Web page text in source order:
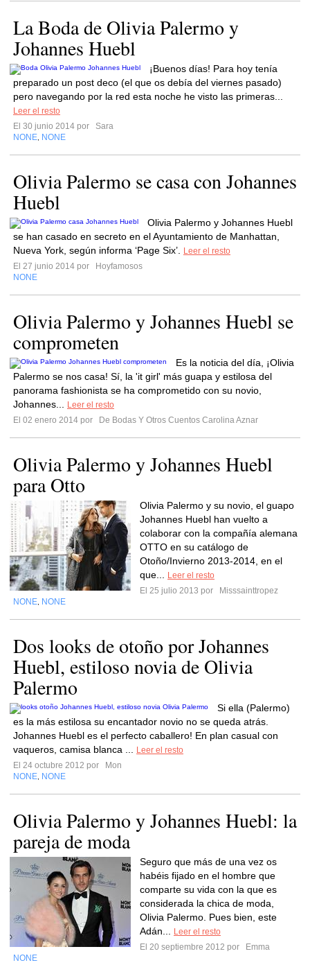
La Boda de Olivia Palermo y
Johannes Huebl
¡Buenos días! Para hoy tenía
preparado un post deco (el que os debía del viernes pasado)
pero navegando por la red esta noche he visto las primeras...
Leer el resto
El 30 junio 2014 por
Sara
NONE NONE
Olivia Palermo se casa con Johannes
Huebl
Olivia Palermo y Johannes Huebl
se han casado en secreto en el Ayuntamiento de Manhattan,
Nueva York, según informa ‘Page Six’.
Leer el resto
El 27 junio 2014 por
Hoyfamosos
NONE
Olivia Palermo y Johannes Huebl se
comprometen
Es la noticia del día, ¡Olivia
Palermo se nos casa! Sí, la 'it girl' más guapa y estilosa del
panorama fashionista se ha comprometido con su novio,
Johannes...
Leer el resto
El 02 enero 2014 por
De Bodas Y Otros Cuentos Carolina Aznar
Olivia Palermo y Johannes Huebl
para Otto
Olivia Palermo y su novio, el guapo
Johannes Huebl han vuelto a
colaborar con la compañía alemana
OTTO en su catálogo de
Otoño/Invierno 2013-2014, en el
que...
Leer el resto
El 25 julio 2013 por
Misssainttropez
NONE NONE
Dos looks de otoño por Johannes
Huebl, estiloso novia de Olivia
Palermo
Si ella (Palermo)
es la más estilosa su encantador novio no se queda atrás.
Johannes Huebl es el perfecto caballero! En plan casual con
vaqueros, camisa blanca ...
Leer el resto
El 24 octubre 2012 por
Mon
NONE NONE
Olivia Palermo y Johannes Huebl: la
pareja de moda
Seguro que más de una vez os
habéis fijado en el hombre que
comparte su vida con la que es
considerada la chica de moda,
Olivia Palermo. Pues bien, este
Adán...
Leer el resto
El 20 septiembre 2012 por
Emma
NONE